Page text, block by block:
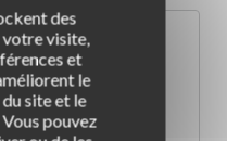
des
visite,
et
le
site et le
pouvez